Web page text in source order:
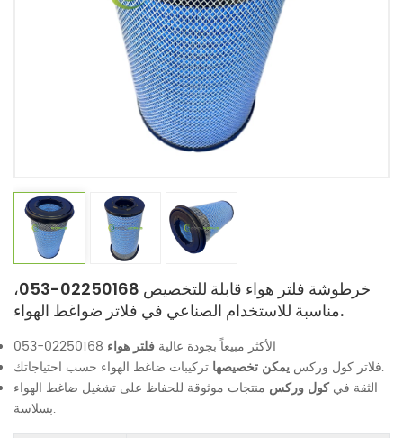
خرطوشة فلتر هواء قابلة للتخصيص 02250168-053،
مناسبة للاستخدام الصناعي في فلاتر ضواغط الهواء.
الأكثر مبيعاً بجودة عالية فلتر هواء 02250168-053
فلاتر كول وركس يمكن تخصيصها
تركيبات ضاغط الهواء حسب احتياجاتك.
الثقة فيكول وركس منتجات موثوقة للحفاظ على تشغيل ضاغط الهواء
بسلاسة.